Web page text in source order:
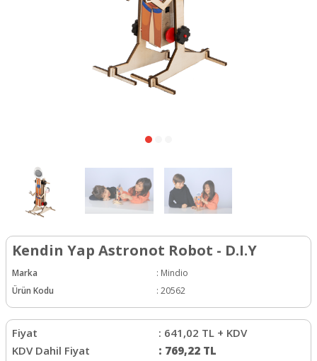
Kendin Yap Astronot Robot - D.I.Y
Marka : Mindio
Ürün Kodu
: 20562
Fiyat : 641,02 TL + KDV
KDV Dahil Fiyat
: 769,22 TL